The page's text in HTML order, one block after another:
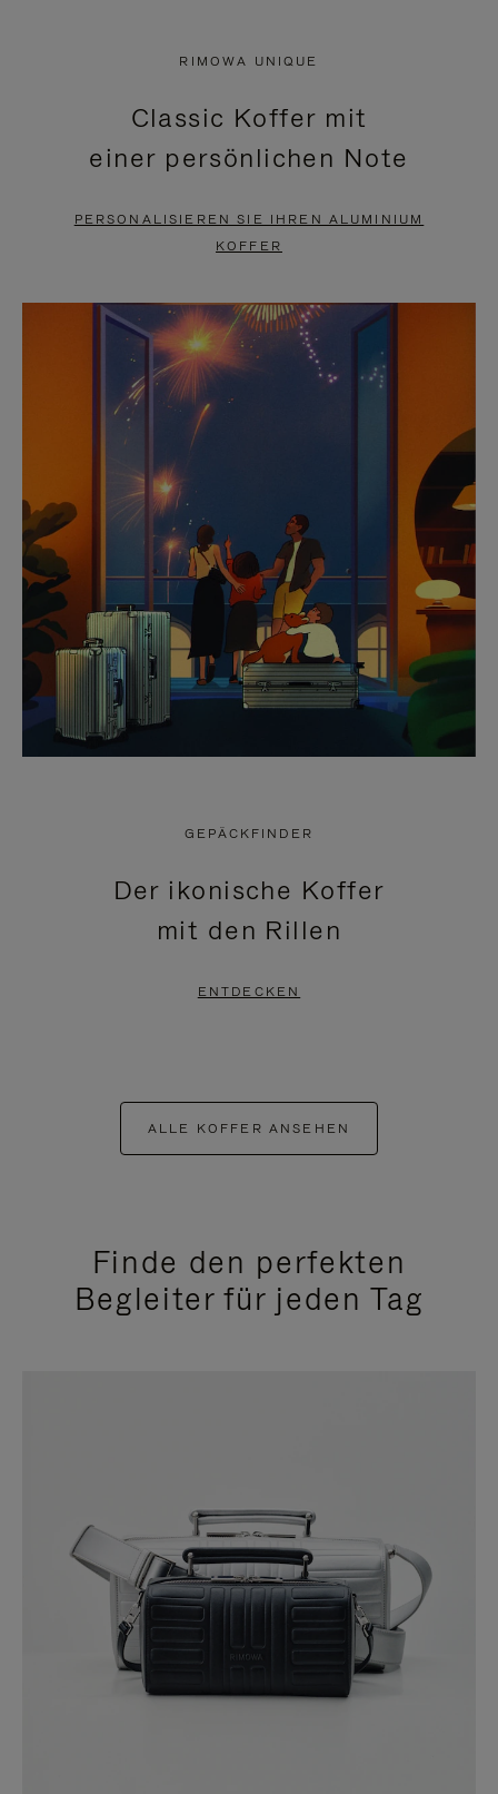
PAUSIERT,
BITTE
DRÜCKEN
ANZUHALTEN
KLICKEN
SIE
ZUM
AUFHEBEN
STUMMSCHALTUNG
RIMOWA UNIQUE
Classic Koffer mit
einer persönlichen Note
PERSONALISIEREN SIE IHREN ALUMINIUM
KOFFER
GEPÄCKFINDER
Der ikonische Koffer
mit den Rillen
ENTDECKEN
ALLE KOFFER ANSEHEN
Finde den perfekten
Begleiter für jeden Tag